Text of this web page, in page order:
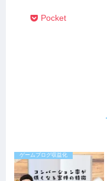
Pocket
ゲームブログ収益化